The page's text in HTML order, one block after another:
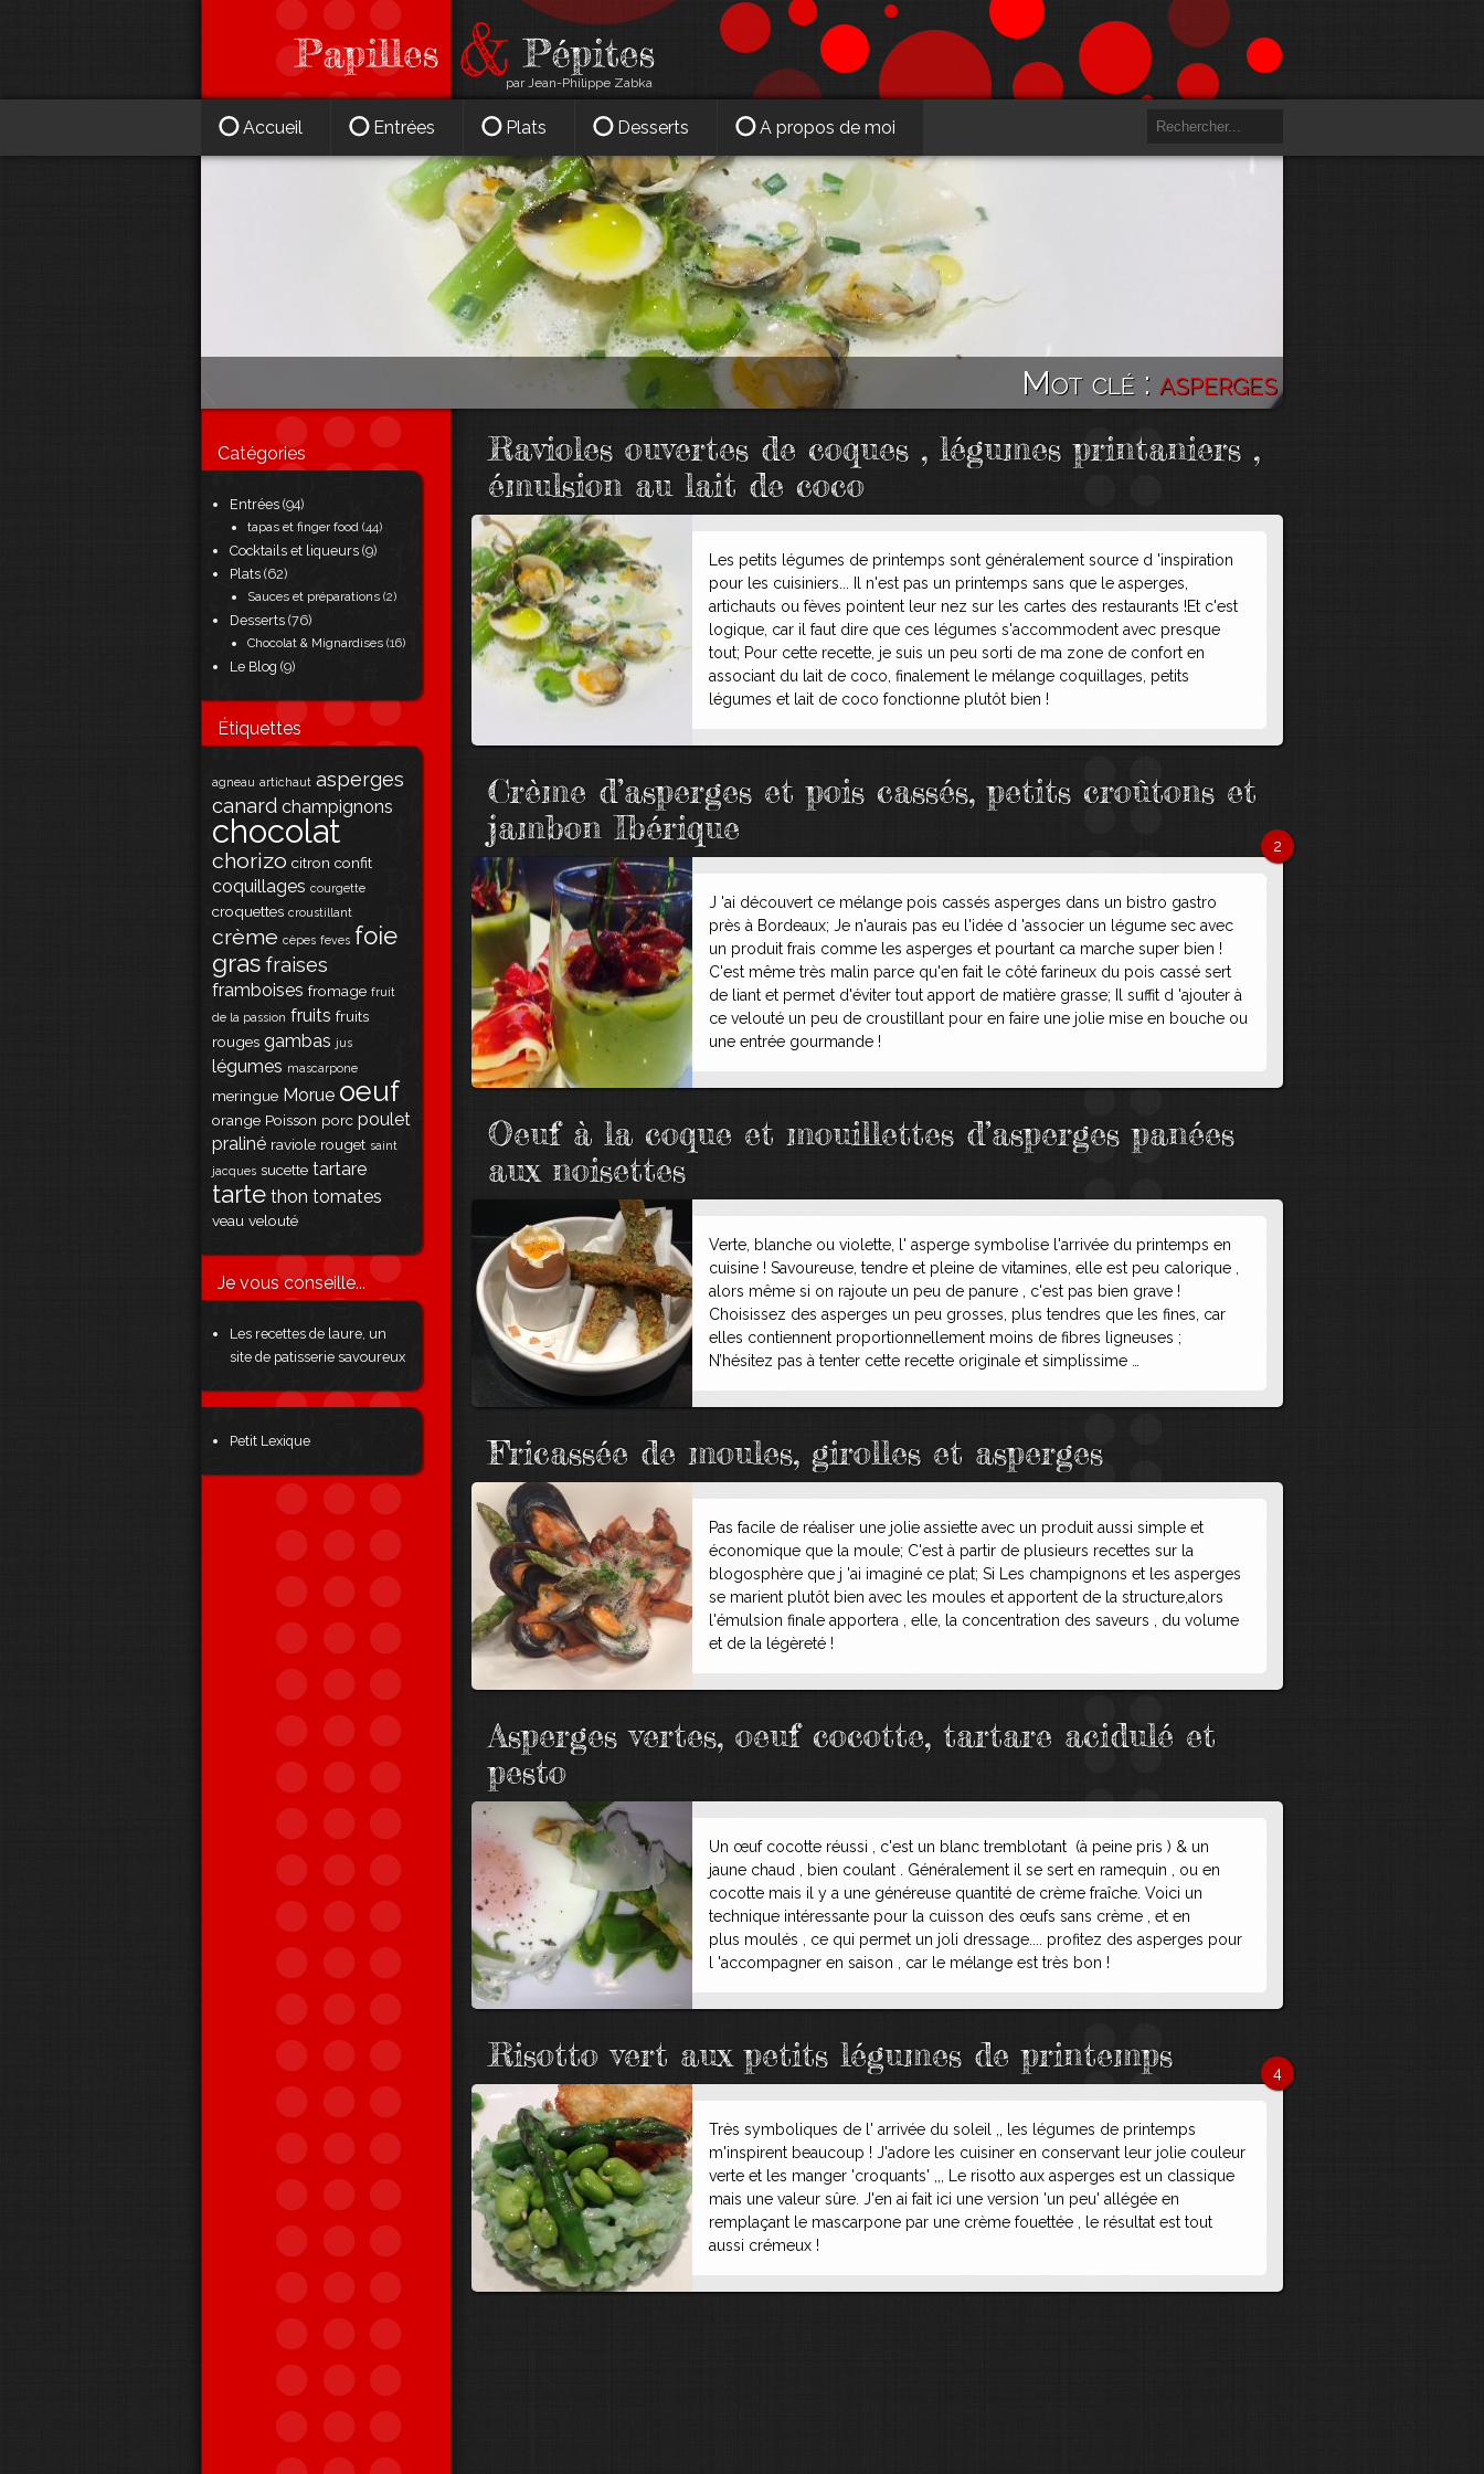
par Jean-Philippe Zabka
Catégories
Entrées (94)
tapas et finger food (44)
Cocktails et liqueurs (9)
Plats (62)
Sauces et préparations (2)
Desserts (76)
Chocolat & Mignardises (16)
Le Blog (9)
Étiquettes
agneau artichaut asperges
canard champignons
chocolat
chorizo citron confit
coquillages courgette
croquettes croustillant
crème cèpes feves foie
gras fraises
framboises fromage fruit
de la passion fruits fruits
rouges gambas jus
légumes mascarpone
meringue Morue oeuf
orange Poisson porc poulet
praliné raviole rouget saint
jacques sucette tartare
tarte thon tomates
veau velouté
Je vous conseille...
Les recettes de laure, un
site de patisserie savoureux
Petit Lexique
Mot clé : asperges
Ravioles ouvertes de coques , légumes printaniers ,
émulsion au lait de coco
Les petits légumes de printemps sont généralement source d 'inspiration
pour les cuisiniers... Il n'est pas un printemps sans que le asperges,
artichauts ou fèves pointent leur nez sur les cartes des restaurants !Et c'est
logique, car il faut dire que ces légumes s'accommodent avec presque
tout; Pour cette recette, je suis un peu sorti de ma zone de confort en
associant du lait de coco, finalement le mélange coquillages, petits
légumes et lait de coco fonctionne plutôt bien !
Crème d’asperges et pois cassés, petits croûtons et
jambon Ibérique
2
J 'ai découvert ce mélange pois cassés asperges dans un bistro gastro
près à Bordeaux; Je n'aurais pas eu l'idée d 'associer un légume sec avec
un produit frais comme les asperges et pourtant ca marche super bien !
C'est même très malin parce qu'en fait le côté farineux du pois cassé sert
de liant et permet d'éviter tout apport de matière grasse; Il suffit d 'ajouter à
ce velouté un peu de croustillant pour en faire une jolie mise en bouche ou
une entrée gourmande !
Oeuf à la coque et mouillettes d’asperges panées
aux noisettes
Verte, blanche ou violette, l' asperge symbolise l'arrivée du printemps en
cuisine ! Savoureuse, tendre et pleine de vitamines, elle est peu calorique ,
alors même si on rajoute un peu de panure , c'est pas bien grave !
Choisissez des asperges un peu grosses, plus tendres que les fines, car
elles contiennent proportionnellement moins de fibres ligneuses ;
N’hésitez pas à tenter cette recette originale et simplissime …
Fricassée de moules, girolles et asperges
Pas facile de réaliser une jolie assiette avec un produit aussi simple et
économique que la moule; C'est à partir de plusieurs recettes sur la
blogosphère que j 'ai imaginé ce plat; Si Les champignons et les asperges
se marient plutôt bien avec les moules et apportent de la structure,alors
l'émulsion finale apportera , elle, la concentration des saveurs , du volume
et de la légèreté !
Asperges vertes, oeuf cocotte, tartare acidulé et
pesto
Un œuf cocotte réussi , c'est un blanc tremblotant (à peine pris ) & un
jaune chaud , bien coulant . Généralement il se sert en ramequin , ou en
cocotte mais il y a une généreuse quantité de crème fraîche. Voici un
technique intéressante pour la cuisson des œufs sans crème , et en
plus moulés , ce qui permet un joli dressage.... profitez des asperges pour
l 'accompagner en saison , car le mélange est très bon !
Risotto vert aux petits légumes de printemps 4
Très symboliques de l' arrivée du soleil ,, les légumes de printemps
m'inspirent beaucoup ! J'adore les cuisiner en conservant leur jolie couleur
verte et les manger 'croquants' ,,, Le risotto aux asperges est un classique
mais une valeur sûre. J'en ai fait ici une version 'un peu' allégée en
remplaçant le mascarpone par une crème fouettée , le résultat est tout
aussi crémeux !
Accueil Entrées Plats Desserts A propos de moi